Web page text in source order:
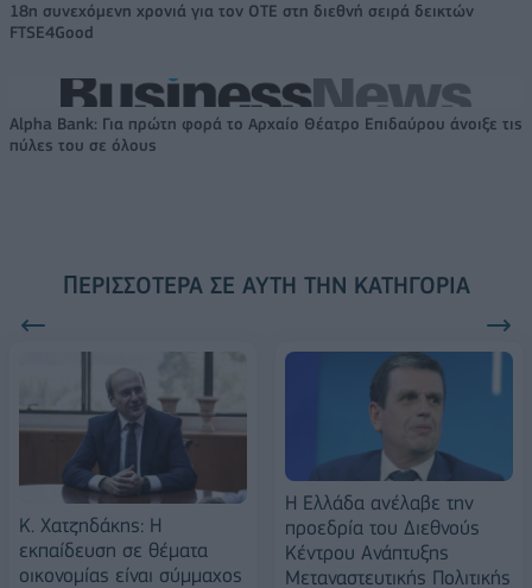
18η συνεχόμενη χρονιά για τον ΟΤΕ στη διεθνή σειρά δεικτών
FTSE4Good
Alpha Bank: Για πρώτη φορά το Αρχαίο Θέατρο Επιδαύρου άνοιξε τις
πύλες του σε όλους
ΠΕΡΙΣΣΌΤΕΡΑ ΣΕ ΑΥΤΉ ΤΗΝ ΚΑΤΗΓΟΡΊΑ
Κ. Χατζηδάκης: Η
εκπαίδευση σε θέματα
οικονομίας είναι σύμμαχος
Η Ελλάδα ανέλαβε την
προεδρία του Διεθνούς
Κέντρου Ανάπτυξης
Μεταναστευτικής Πολιτικής